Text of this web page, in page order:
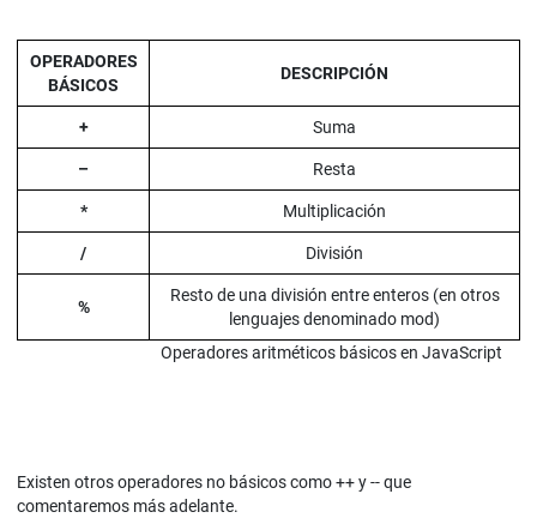
OPERADORES
BÁSICOS
DESCRIPCIÓN
+ Suma
– Resta
* Multiplicación
/ División
%
Resto de una división entre enteros (en otros
lenguajes denominado mod)
Operadores aritméticos básicos en JavaScript
Existen otros operadores no básicos como ++ y -- que
comentaremos más adelante.